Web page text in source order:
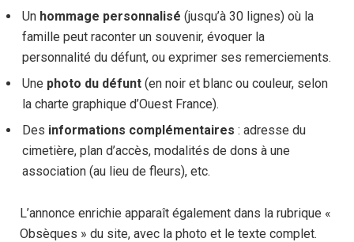
Un hommage personnalisé (jusqu’à 30 lignes) où la
famille peut raconter un souvenir, évoquer la
personnalité du défunt, ou exprimer ses remerciements.
Une photo du défunt (en noir et blanc ou couleur, selon
la charte graphique d’Ouest France).
Des informations complémentaires : adresse du
cimetière, plan d’accès, modalités de dons à une
association (au lieu de fleurs), etc.
L’annonce enrichie apparaît également dans la rubrique «
Obsèques » du site, avec la photo et le texte complet.